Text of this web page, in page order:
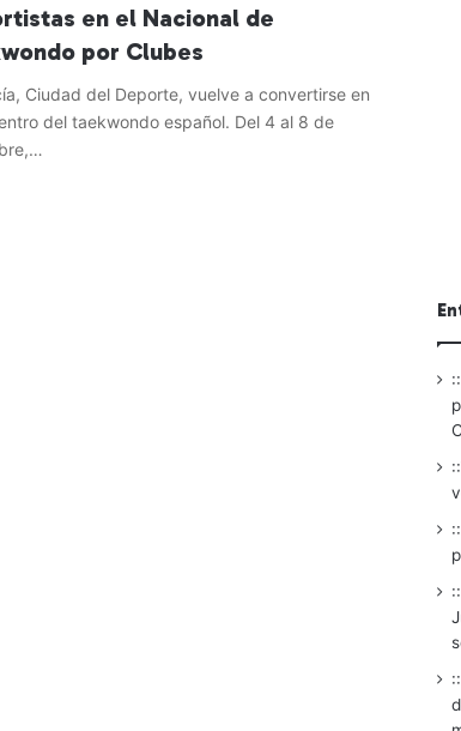
en el Nacional de
por Clubes
Ciudad del Deporte, vuelve a convertirse en
del taekwondo español. Del 4 al 8 de